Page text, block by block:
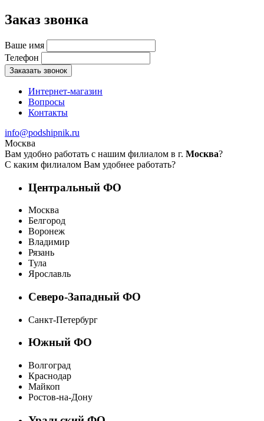
Заказ звонка
Ваше имя
Телефон
Заказать звонок
Интернет-магазин
Вопросы
Контакты
info@podshipnik.ru
Москва
Вам удобно работать с нашим филиалом в г. Москва?
С каким филиалом Вам удобнее работать?
Центральный ФО
Москва
Белгород
Воронеж
Владимир
Рязань
Тула
Ярославль
Северо-Западный ФО
Санкт-Петербург
Южный ФО
Волгоград
Краснодар
Майкоп
Ростов-на-Дону